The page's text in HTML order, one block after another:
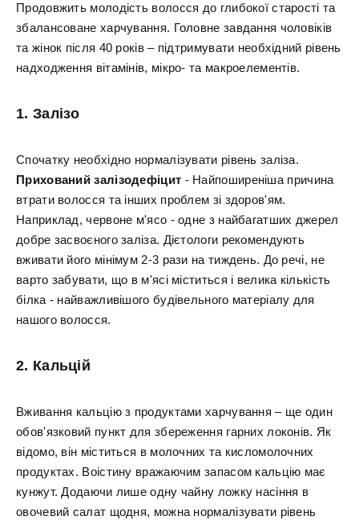
Продовжить молодість волосся до глибокої старості та
збалансоване харчування. Головне завдання чоловіків
та жінок після 40 років – підтримувати необхідний рівень
надходження вітамінів, мікро- та макроелементів.
1. Залізо
Спочатку необхідно нормалізувати рівень заліза.
Прихований залізодефіцит - Найпоширеніша причина
втрати волосся та інших проблем зі здоров'ям.
Наприклад, червоне м'ясо - одне з найбагатших джерел
добре засвоєного заліза. Дієтологи рекомендують
вживати його мінімум 2-3 рази на тиждень. До речі, не
варто забувати, що в м'ясі міститься і велика кількість
білка - найважливішого будівельного матеріалу для
нашого волосся.
2. Кальцій
Вживання кальцію з продуктами харчування – ще один
обов'язковий пункт для збереження гарних локонів. Як
відомо, він міститься в молочних та кисломолочних
продуктах. Воістину вражаючим запасом кальцію має
кунжут. Додаючи лише одну чайну ложку насіння в
овочевий салат щодня, можна нормалізувати рівень